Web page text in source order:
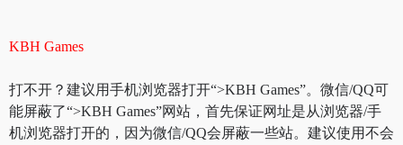
KBH Games
打不开？建议用手机浏览器打开“>KBH Games”。微信/QQ可
能屏蔽了“>KBH Games”网站，首先保证网址是从浏览器/手
机浏览器打开的，因为微信/QQ会屏蔽一些站。建议使用不会